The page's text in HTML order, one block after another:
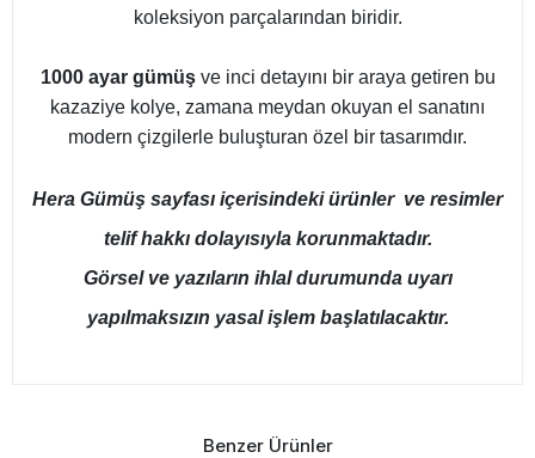
koleksiyon parçalarından biridir.
1000 ayar gümüşve inci detayını bir araya getiren bu
kazaziye kolye, zamana meydan okuyan el sanatını
modern çizgilerle buluşturan özel bir tasarımdır.
Hera Gümüş sayfası içerisindeki ürünler ve resimler
telif hakkı dolayısıyla korunmaktadır.
Görsel ve yazıların ihlal durumunda uyarı
yapılmaksızın yasal işlem başlatılacaktır.
Benzer Ürünler